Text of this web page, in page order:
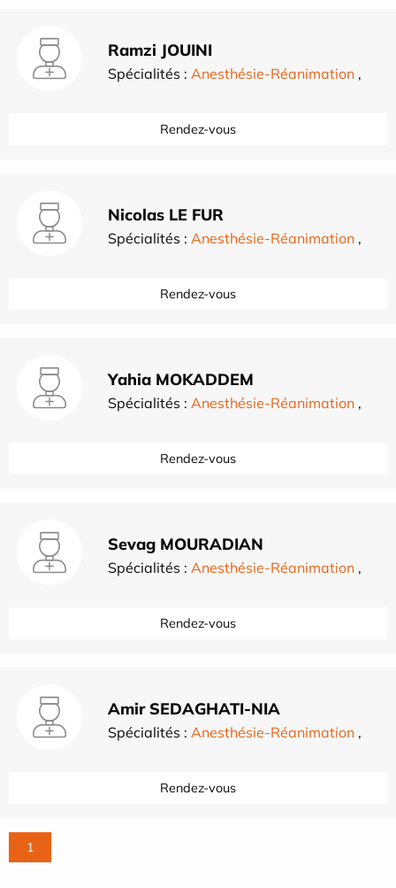
Ramzi JOUINI
Spécialités : Anesthésie-Réanimation ,
Rendez-vous
Nicolas LE FUR
Spécialités : Anesthésie-Réanimation ,
Rendez-vous
Yahia MOKADDEM
Spécialités : Anesthésie-Réanimation ,
Rendez-vous
Sevag MOURADIAN
Spécialités : Anesthésie-Réanimation ,
Rendez-vous
Amir SEDAGHATI-NIA
Spécialités : Anesthésie-Réanimation ,
Rendez-vous
1